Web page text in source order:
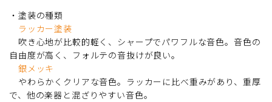
・塗装の種類
ラッカー塗装
吹き心地が比較的軽く、シャープでパワフルな音色。音色の
自由度が高く、フォルテの音抜けが良い。
銀メッキ
やわらかくクリアな音色。ラッカーに比べ重みがあり、重厚
で、他の楽器と混ざりやすい音色。